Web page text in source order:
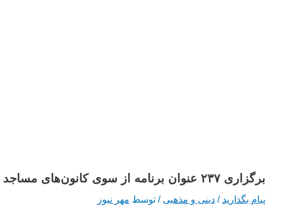
برگزاری ۲۳۷ عنوان برنامه از سوی کانون‌های مساجد در سالروز رحلت امام
پیام بگذارید / دینی و مذهبی / توسط مهر نیوز